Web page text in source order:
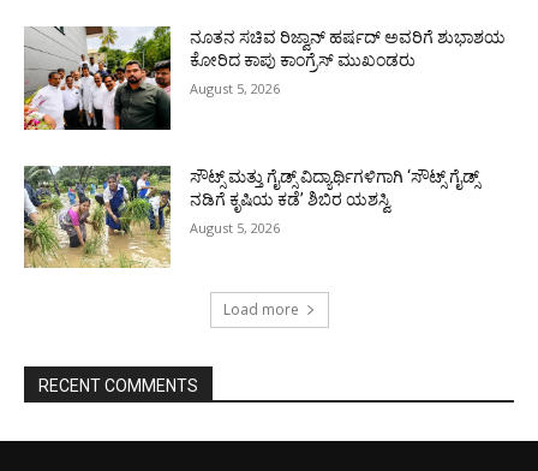
ನೂತನ ಸಚಿವ ರಿಜ್ವಾನ್ ಹರ್ಷದ್ ಅವರಿಗೆ ಶುಭಾಶಯ
ಕೋರಿದ ಕಾಪು ಕಾಂಗ್ರೆಸ್ ಮುಖಂಡರು
August 5, 2026
ಸೌಟ್ಸ್ ಮತ್ತು ಗೈಡ್ಸ್ ವಿದ್ಯಾರ್ಥಿಗಳಿಗಾಗಿ ‘ಸೌಟ್ಸ್ ಗೈಡ್ಸ್
ನಡಿಗೆ ಕೃಷಿಯ ಕಡೆ’ ಶಿಬಿರ ಯಶಸ್ವಿ
August 5, 2026
Load more
RECENT COMMENTS